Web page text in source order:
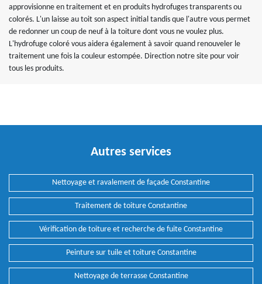
approvisionne en traitement et en produits hydrofuges transparents ou
colorés. L'un laisse au toit son aspect initial tandis que l'autre vous permet
de redonner un coup de neuf à la toiture dont vous ne voulez plus.
L'hydrofuge coloré vous aidera également à savoir quand renouveler le
traitement une fois la couleur estompée. Direction notre site pour voir
tous les produits.
Autres services
Nettoyage et ravalement de façade Constantine
Traitement de toiture Constantine
Vérification de toiture et recherche de fuite Constantine
Peinture sur tuile et toiture Constantine
Nettoyage de terrasse Constantine